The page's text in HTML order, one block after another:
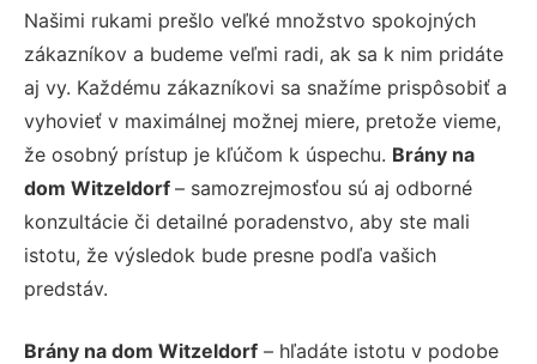
Našimi rukami prešlo veľké množstvo spokojných
zákazníkov a budeme veľmi radi, ak sa k nim pridáte
aj vy. Každému zákazníkovi sa snažíme prispôsobiť a
vyhovieť v maximálnej možnej miere, pretože vieme,
že osobný prístup je kľúčom k úspechu. Brány na
dom Witzeldorf – samozrejmosťou sú aj odborné
konzultácie či detailné poradenstvo, aby ste mali
istotu, že výsledok bude presne podľa vašich
predstáv.
Brány na dom Witzeldorf – hľadáte istotu v podobe